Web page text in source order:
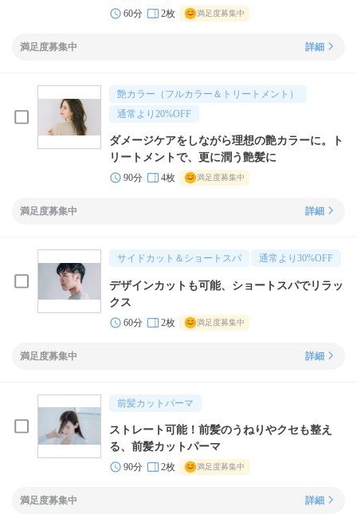
60分 2枚 満足度募集中
満足度募集中 詳細
艶カラー（フルカラー＆トリートメント）
通常より 20%OFF
ダメージケアをしながら理想の艶カラーに。ト
リートメントで、更に潤う艶髪に
90分 4枚 満足度募集中
満足度募集中 詳細
サイドカット＆ショートスパ 通常より 30%OFF
デザインカットも可能、ショートスパでリラッ
クス
60分 2枚 満足度募集中
満足度募集中 詳細
前髪カットパーマ
ストレート可能！前髪のうねりやクセも整え
る、前髪カットパーマ
90分 2枚 満足度募集中
満足度募集中 詳細